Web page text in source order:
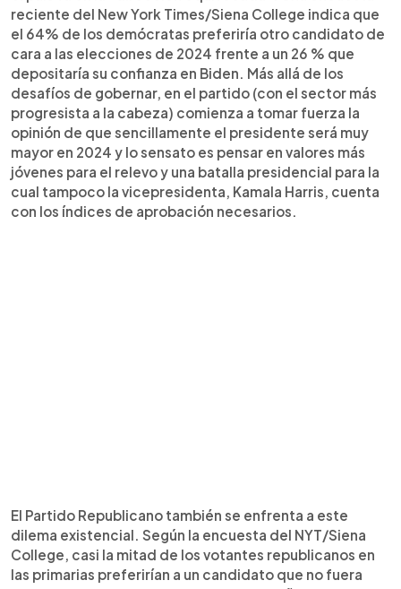
reciente del New York Times/Siena College indica que
el 64% de los demócratas preferiría otro candidato de
cara a las elecciones de 2024 frente a un 26 % que
depositaría su confianza en Biden. Más allá de los
desafíos de gobernar, en el partido (con el sector más
progresista a la cabeza) comienza a tomar fuerza la
opinión de que sencillamente el presidente será muy
mayor en 2024 y lo sensato es pensar en valores más
jóvenes para el relevo y una batalla presidencial para la
cual tampoco la vicepresidenta, Kamala Harris, cuenta
con los índices de aprobación necesarios.
El Partido Republicano también se enfrenta a este
dilema existencial. Según la encuesta del NYT/Siena
College, casi la mitad de los votantes republicanos en
las primarias preferirían a un candidato que no fuera